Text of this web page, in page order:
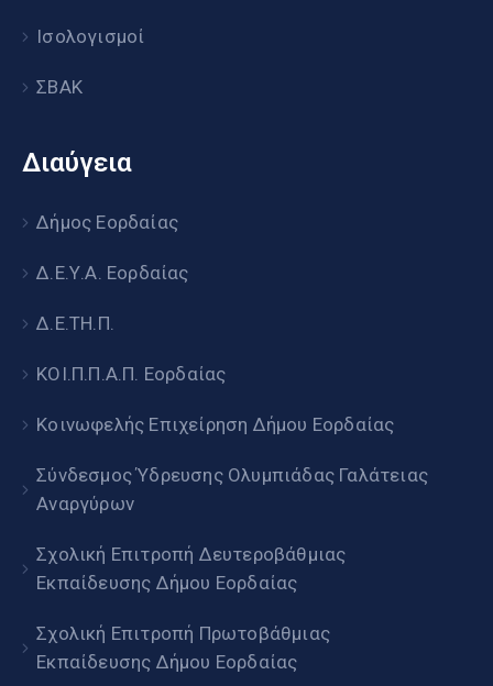
Ισολογισμοί
ΣΒΑΚ
Διαύγεια
Δήμος Εορδαίας
Δ.Ε.Υ.Α. Εορδαίας
Δ.Ε.ΤΗ.Π.
ΚΟΙ.Π.Π.Α.Π. Εορδαίας
Κοινωφελής Επιχείρηση Δήμου Εορδαίας
Σύνδεσμος Ύδρευσης Ολυμπιάδας Γαλάτειας
Αναργύρων
Σχολική Επιτροπή Δευτεροβάθμιας
Εκπαίδευσης Δήμου Εορδαίας
Σχολική Επιτροπή Πρωτοβάθμιας
Εκπαίδευσης Δήμου Εορδαίας